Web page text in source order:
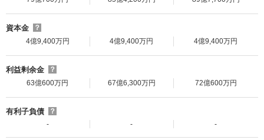
資本金
？
4億9,400万円
4億9,400万円 4億9,400万円
利益剰余金
？
63億600万円
67億6,300万円 72億600万円
有利子負債
？
-
- -